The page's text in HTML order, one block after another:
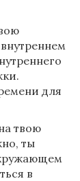
для
твою
ты
в